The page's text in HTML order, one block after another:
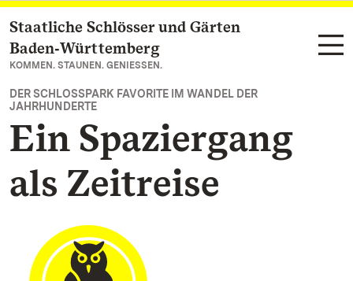
Zum Hauptinhalt springen
Staatliche Schlösser und Gärten
Baden‑Württemberg
KOMMEN. STAUNEN. GENIESSEN.
DER SCHLOSSPARK FAVORITE IM WANDEL DER
JAHRHUNDERTE
Ein Spaziergang
als Zeitreise